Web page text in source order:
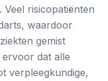
risicopatiënten
waardoor
gemist
dat alle
verpleegkundige,